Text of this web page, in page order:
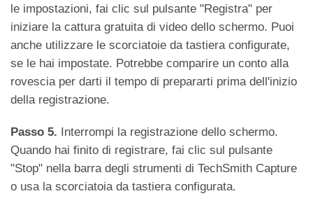
le impostazioni, fai clic sul pulsante "Registra" per
iniziare la cattura gratuita di video dello schermo. Puoi
anche utilizzare le scorciatoie da tastiera configurate,
se le hai impostate. Potrebbe comparire un conto alla
rovescia per darti il tempo di prepararti prima dell'inizio
della registrazione.
Passo 5. Interrompi la registrazione dello schermo.
Quando hai finito di registrare, fai clic sul pulsante
"Stop" nella barra degli strumenti di TechSmith Capture
o usa la scorciatoia da tastiera configurata.